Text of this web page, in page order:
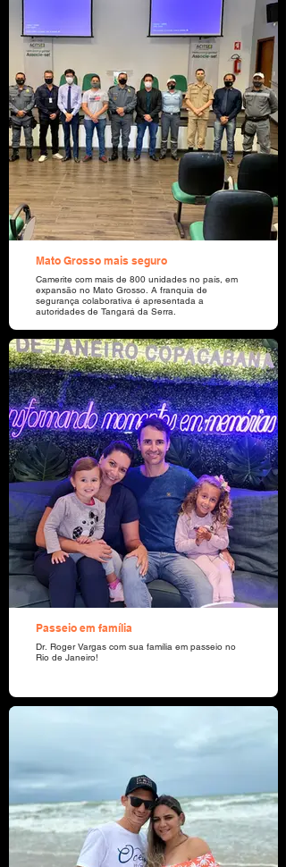
Mato Grosso mais seguro
Camerite com mais de 800 unidades no país, em
expansão no Mato Grosso. A franquia de
segurança colaborativa é apresentada a
autoridades de Tangará da Serra.
Passeio em família
Dr. Roger Vargas com sua família em passeio no
Rio de Janeiro!